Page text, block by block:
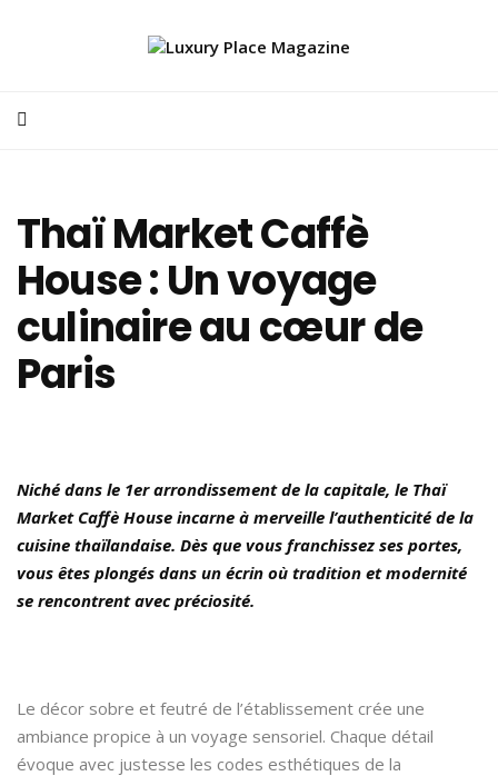
Thaï Market Caffè
House : Un voyage
culinaire au cœur de
Paris
Niché dans le 1er arrondissement de la capitale, le Thaï
Market Caffè House incarne à merveille l’authenticité de la
cuisine thaïlandaise. Dès que vous franchissez ses portes,
vous êtes plongés dans un écrin où tradition et modernité
se rencontrent avec préciosité.
Le décor sobre et feutré de l’établissement crée une
ambiance propice à un voyage sensoriel. Chaque détail
évoque avec justesse les codes esthétiques de la